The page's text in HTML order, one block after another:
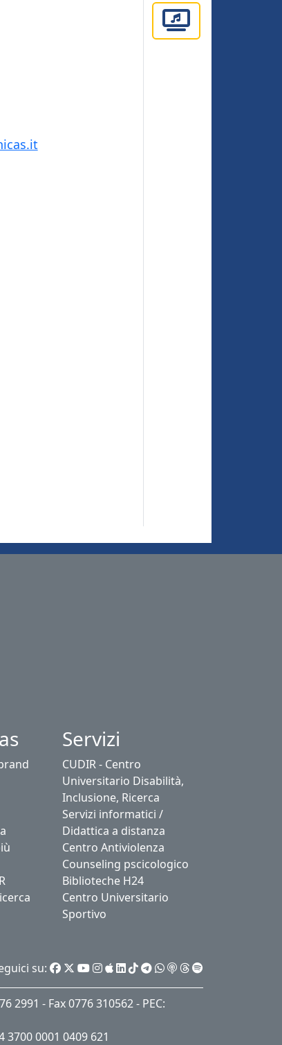
Servizi
CUDIR - Centro
Universitario Disabilità,
Inclusione, Ricerca
Servizi informatici /
Didattica a distanza
Centro Antiviolenza
Counseling pscicologico
Biblioteche H24
Centro Universitario
Sportivo
su:
2991 - Fax 0776 310562 - PEC:
3700 0001 0409 621